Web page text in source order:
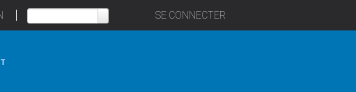
SE CONNECTER